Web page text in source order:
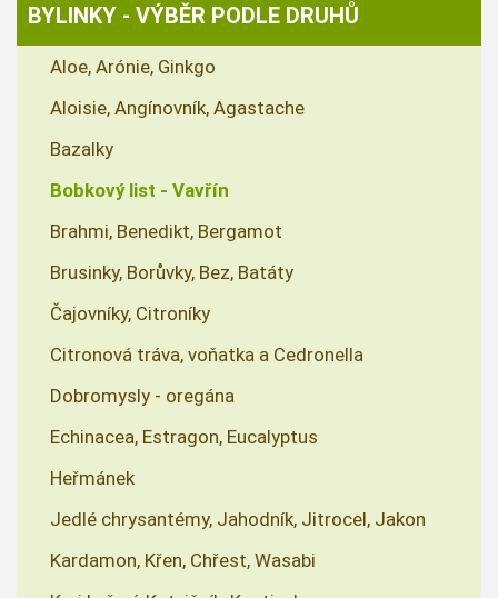
BYLINKY - VÝBĚR PODLE DRUHŮ
Aloe, Arónie, Ginkgo
Aloisie, Angínovník, Agastache
Bazalky
Bobkový list - Vavřín
Brahmi, Benedikt, Bergamot
Brusinky, Borůvky, Bez, Batáty
Čajovníky, Citroníky
Citronová tráva, voňatka a Cedronella
Dobromysly - oregána
Echinacea, Estragon, Eucalyptus
Heřmánek
Jedlé chrysantémy, Jahodník, Jitrocel, Jakon
Kardamon, Křen, Chřest, Wasabi